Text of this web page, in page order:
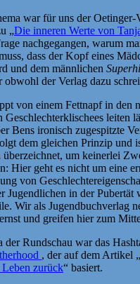
war für uns der Oetinger-
„Die inneren Werte von
nachgegangen, warum
dass der Kopf eines
und dem männlichen
der Verlag dazu
von einem Fettnapf in den
Geschlechterklischees leiten
Bens ironisch zugespitzte
dem gleichen Prinzip und
überzeichnet, um keinerlei
Hier geht es nicht um eine
von
Jugendlichen in der Pubertät
Wir als Jugendbuchverlag
und greifen hier zum
der Rundschau war das
, der auf dem Artikel „
zurück“ basiert.